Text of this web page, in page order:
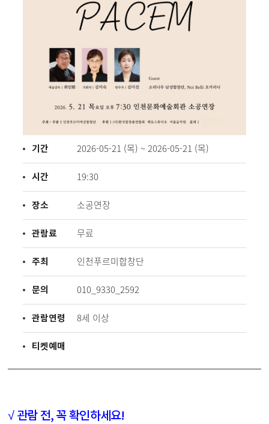
기간 2026-05-21 (목) ~ 2026-05-21 (목)
시간 19:30
장소 소공연장
관람료 무료
주최 인천푸르미합창단
문의 010_9330_2592
관람연령 8세 이상
티켓예매
√ 관람 전, 꼭 확인하세요!